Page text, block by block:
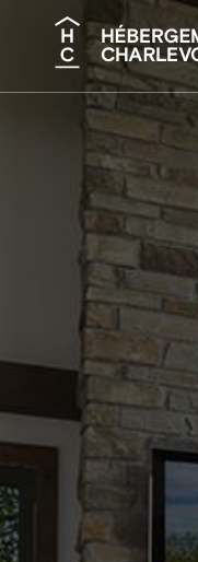
Recherche